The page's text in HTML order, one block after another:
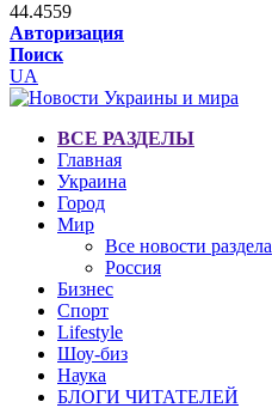
44.4559
Авторизация
Поиск
UA
ВСЕ РАЗДЕЛЫ
Главная
Украина
Город
Мир
Все новости раздела
Россия
Бизнес
Спорт
Lifestyle
Шоу-биз
Наука
БЛОГИ ЧИТАТЕЛЕЙ